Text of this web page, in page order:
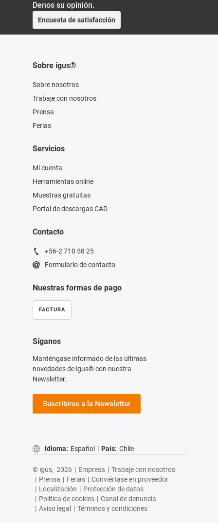
Denos su opinión.
Encuesta de satisfacción
Sobre igus®
Sobre nosotros
Trabaje con nosotros
Prensa
Ferias
Servicios
Mi cuenta
Herramientas online
Muestras gratuitas
Portal de descargas CAD
Contacto
+56-2 710 58 25
Formulario de contacto
Nuestras formas de pago
FACTURA
Síganos
Manténgase informado de las últimas
novedades de igus® con nuestra
Newsletter.
Suscribirse a la Newsletter
Idioma: Español | País: Chile
© igus, 2026 | Empresa | Trabaje con nosotros
| Prensa | Ferias | Conviértase en proveedor
| Localización | Protección de datos
| Política de cookies | Canal de denuncia
| Aviso legal | Términos y condiciones